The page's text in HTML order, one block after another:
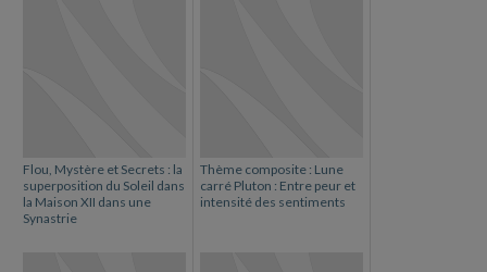
Flou, Mystère et Secrets : la
superposition du Soleil dans
la Maison XII dans une
Synastrie
Thème composite : Lune
carré Pluton : Entre peur et
intensité des sentiments